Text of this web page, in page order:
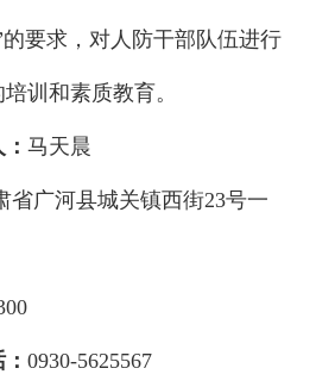
要求，对人防干部队伍进行
训和素质教育。
马天晨
省广河县城关镇西街23号一
0930-5625567